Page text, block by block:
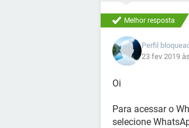
Melhor resposta
Perfil
23 fev 2019
Oi
Para acessar o
selecione